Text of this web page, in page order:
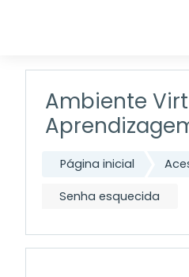
Ambiente
Página inicial
Senha esquecida